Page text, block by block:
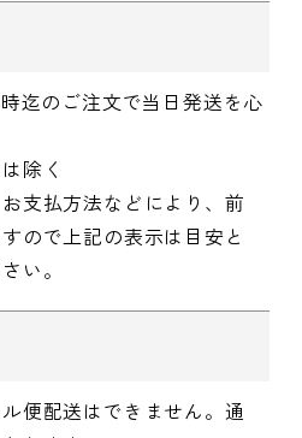
迄のご注文で当日発送を心
除く
支払方法などにより、前
ので上記の表示は目安と
い。
便配送はできません。通